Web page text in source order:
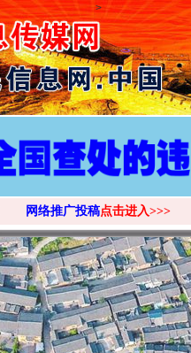
>
网络推广投稿点击进入>>>